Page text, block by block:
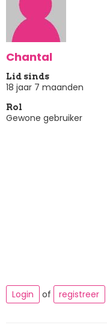
Chantal
Lid sinds
18 jaar 7 maanden
Rol
Gewone gebruiker
Login
of registreer